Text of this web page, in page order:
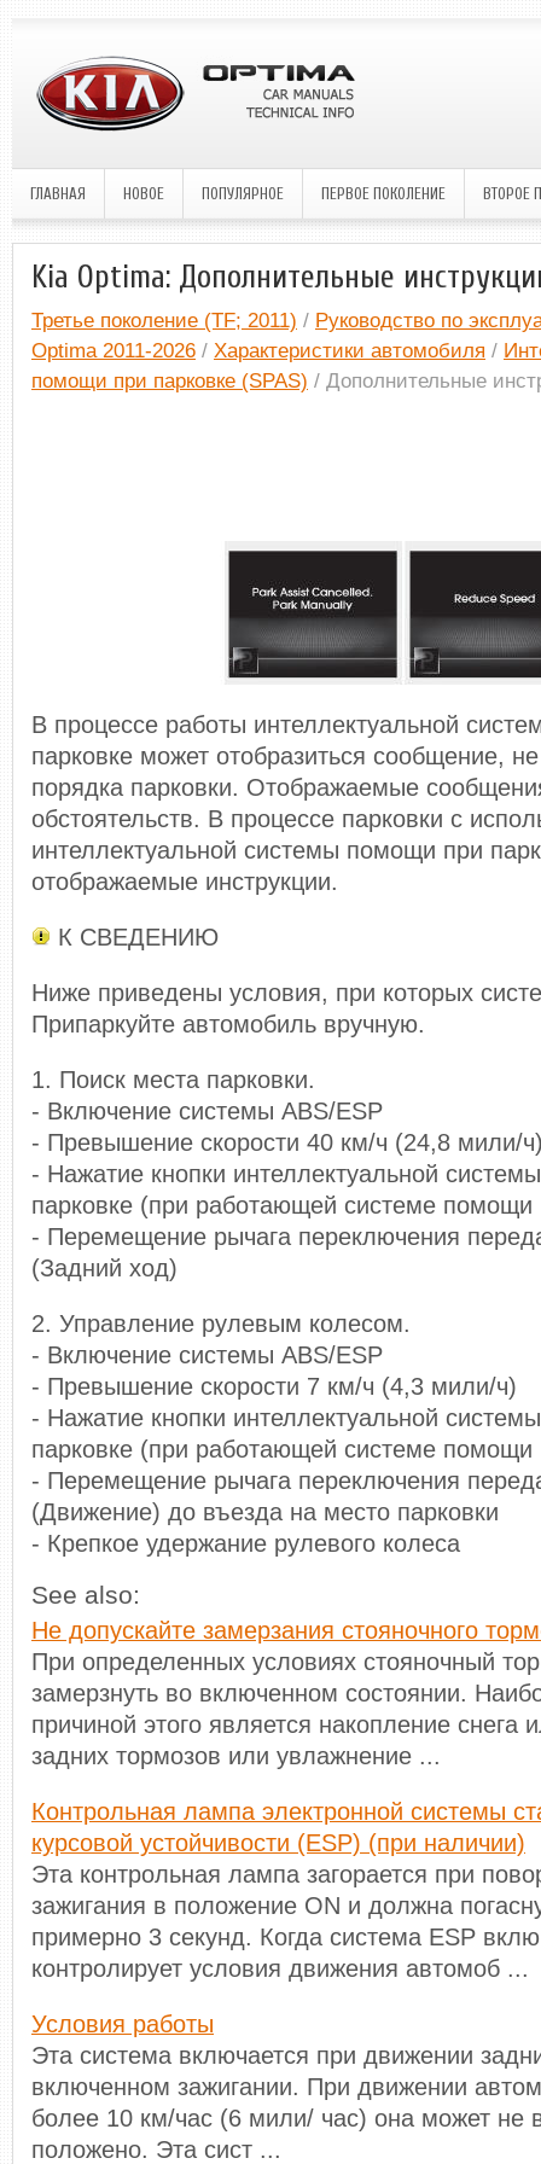
ГЛАВНАЯ НОВОЕ ПОПУЛЯРНОЕ ПЕРВОЕ ПОКОЛЕНИЕ ВТОРОЕ
Kia Optima: Дополнительные
Третье поколение (TF; 2011) / Руководство по
Optima 2011-2026 / Характеристики автомобиля /
помощи при парковке (SPAS) / Дополнительные
В процессе работы интеллектуальной
парковке может отобразиться сообщение,
порядка парковки. Отображаемые
обстоятельств. В процессе парковки с
интеллектуальной системы помощи при
отображаемые инструкции.
К СВЕДЕНИЮ
Ниже приведены условия, при которых
Припаркуйте автомобиль вручную.
1. Поиск места парковки.
- Включение системы ABS/ESP
- Превышение скорости 40 км/ч (24,8 мили/
- Нажатие кнопки интеллектуальной
парковке (при работающей системе помощи
- Перемещение рычага переключения
(Задний ход)
2. Управление рулевым колесом.
- Включение системы ABS/ESP
- Превышение скорости 7 км/ч (4,3 мили/ч)
- Нажатие кнопки интеллектуальной
парковке (при работающей системе помощи
- Перемещение рычага переключения
(Движение) до въезда на место парковки
- Крепкое удержание рулевого колеса
See also:
Не допускайте замерзания стояночного
При определенных условиях стояночный
замерзнуть во включенном состоянии.
причиной этого является накопление снега
задних тормозов или увлажнение ...
Контрольная лампа электронной системы
курсовой устойчивости (ESP) (при наличии)
Эта контрольная лампа загорается при
зажигания в положение ON и должна
примерно 3 секунд. Когда система ESP
контролирует условия движения автомоб ...
Условия работы
Эта система включается при движении
включенном зажигании. При движении
более 10 км/час (6 мили/ час) она может не
положено. Эта сист ...